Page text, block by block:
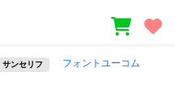
サンセリフ フォントユーコム